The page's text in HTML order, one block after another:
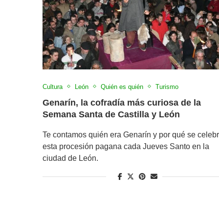
Cultura León Quién es quién Turismo
Genarín, la cofradía más curiosa de la
Semana Santa de Castilla y León
Te contamos quién era Genarín y por qué se
esta procesión pagana cada Jueves Santo en la
ciudad de León.